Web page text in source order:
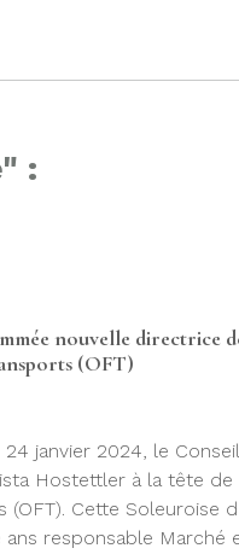
:
nouvelle directrice
(OFT)
janvier 2024, le Conseil
Hostettler à la tête de
(OFT). Cette Soleuroise
responsable Marché